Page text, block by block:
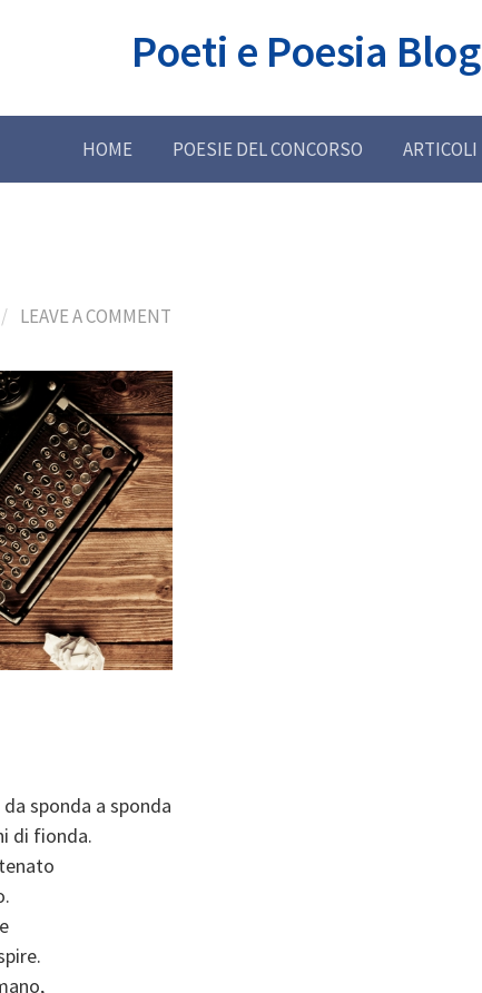
Poeti e Poesia Blog
HOME POESIE DEL CONCORSO ARTICOLI
/ LEAVE A COMMENT
sponda a sponda
di fionda.